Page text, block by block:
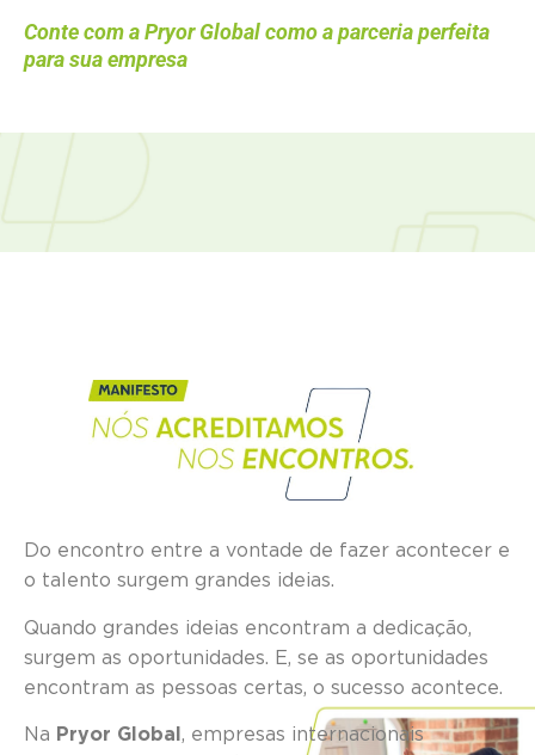
Conte com a Pryor Global como a parceria perfeita
para sua empresa
Do encontro entre a vontade de fazer acontecer e
o talento surgem grandes ideias.
Quando grandes ideias encontram a dedicação,
surgem as oportunidades. E, se as oportunidades
encontram as pessoas certas, o sucesso acontece.
Na Pryor Global , empresas internacionais